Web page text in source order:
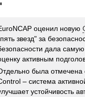
оценил новую
звезд" за
дала
активным
была отмечена
– система
устойчивость